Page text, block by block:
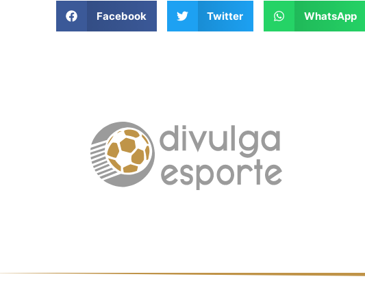
Facebook
Twitter WhatsApp